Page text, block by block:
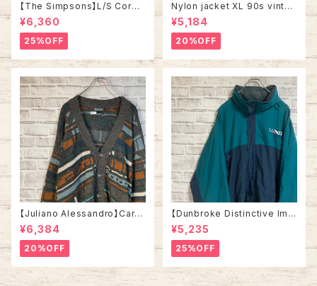
【The Simpsons】L/S Cordu
roy Shirt L 2000s “Bart” ザ
•シンプソンズ コーデュロイ シ
ャツ ボタンダウン 長袖 キャラク
ター バート ワンポイントロゴ 刺
繍ロゴ Y2K USA アメリカ 古着
¥6,360
25%OFF
Nylon jacket XL 90s vintag
e ナイロンジャケット マルチカラ
ー 切替 ウインドブレーカー レ
トロ 古着
¥5,184
20%OFF
【Juliano Alessandro】Cardi
gan L Made in ITALY “EUR
O LINE” カーディガン 総柄 ウ
ール混合 イタリア製 ユーロライ
ン ヨーロッパ 古着
¥6,384
20%OFF
【Dunbroke Distinctive Ima
ges】Nylon jacket XL 90s v
intage ナイロンジャケット 企
業モノ 企業ロゴ 刺繍ロゴ グリ
ーン 切替 ウインドブレーカー
アメリカ USA 古着
¥5,235
25%OFF